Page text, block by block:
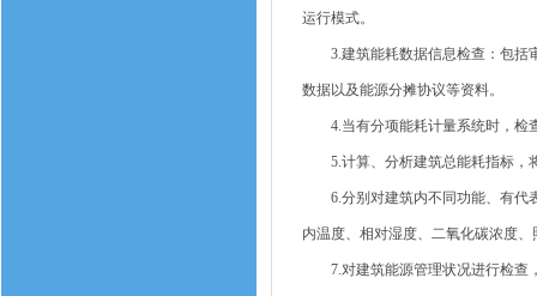
运行模式。
3.建筑能耗数据信息检查：包括审
数据以及能源分摊协议等资料。
4.当有分项能耗计量系统时，检查
5.计算、分析建筑总能耗指标，将
6.分别对建筑内不同功能、有代表
内温度、相对湿度、二氧化碳浓度
7.对建筑能源管理状况进行检查